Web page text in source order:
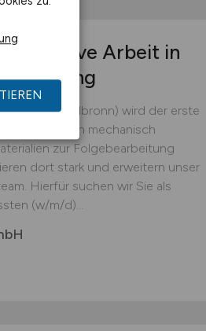
operative Arbeit in
Heilbronn) wird der erste
die Batterien mechanisch
zur Folgebearbeitung
dort stark und erweitern unser
Hierfür suchen wir Sie als
(w/m/d)...